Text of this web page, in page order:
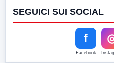
SEGUICI SUI SOCIAL
f
Facebook